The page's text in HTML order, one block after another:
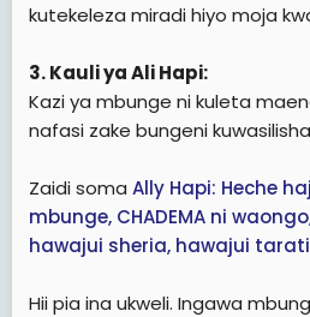
kutekeleza miradi hiyo moja
3. Kauli ya Ali Hapi:
Kazi ya mbunge ni kuleta
nafasi zake bungeni
Zaidi soma Ally Hapi: Heche
mbunge, CHADEMA ni
hawajui sheria, hawajui
Hii pia ina ukweli. Ingawa